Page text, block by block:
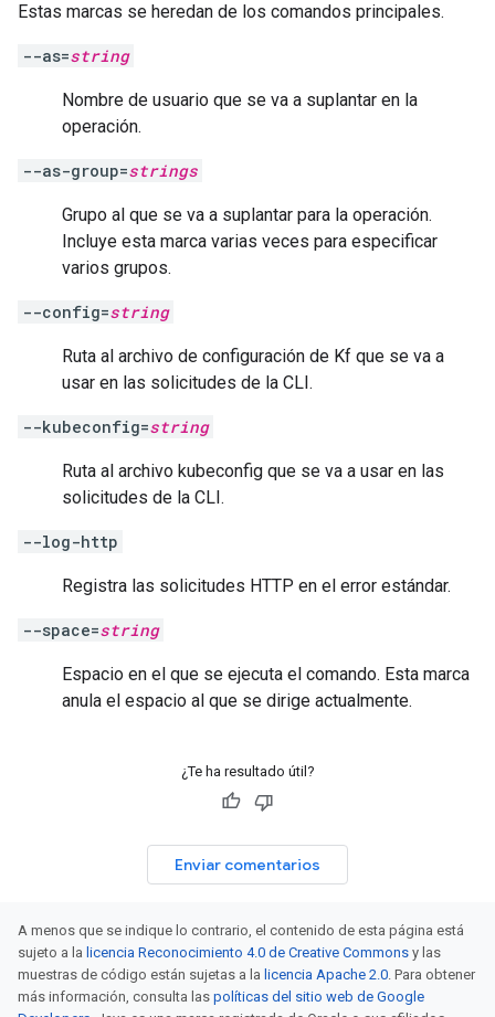
Estas marcas se heredan de los comandos principales.
--as=string
Nombre de usuario que se va a suplantar en la
operación.
--as-group=strings
Grupo al que se va a suplantar para la operación.
Incluye esta marca varias veces para especificar
varios grupos.
--config=string
Ruta al archivo de configuración de Kf que se va a
usar en las solicitudes de la CLI.
--kubeconfig=string
Ruta al archivo kubeconfig que se va a usar en las
solicitudes de la CLI.
--log-http
Registra las solicitudes HTTP en el error estándar.
--space=string
Espacio en el que se ejecuta el comando. Esta marca
anula el espacio al que se dirige actualmente.
¿Te ha resultado útil?
Enviar comentarios
A menos que se indique lo contrario, el contenido de esta página está
sujeto a la licencia Reconocimiento 4.0 de Creative Commons y las
muestras de código están sujetas a la licencia Apache 2.0. Para obtener
más información, consulta las políticas del sitio web de Google